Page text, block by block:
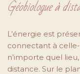
Géobiologue à
L’énergie est
connectant à
n’importe quel
distance. Sur le